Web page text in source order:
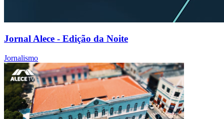
Jornal Alece - Edição da Noite
Jornalismo